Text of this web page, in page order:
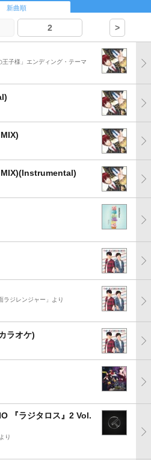
新曲順
2 >
子様」エンディング・テーマ
ラジレンジャー」より
ラオケ)
『ラジタロス』2 Vol.
り